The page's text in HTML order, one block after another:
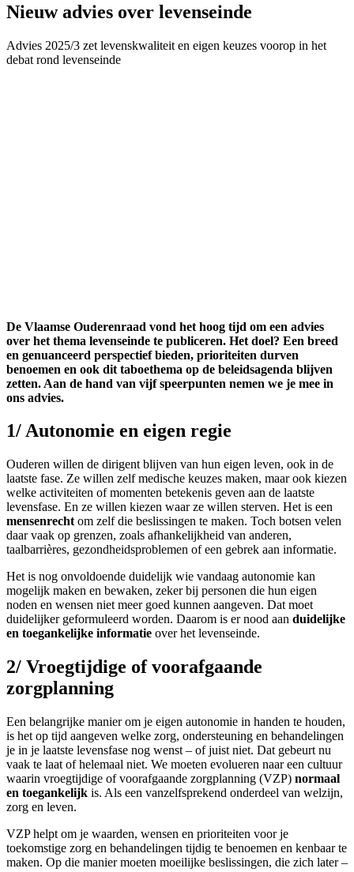
Nieuw advies over levenseinde
Advies 2025/3 zet levenskwaliteit en eigen keuzes voorop in het
debat rond levenseinde
De Vlaamse Ouderenraad vond het hoog tijd om een advies
over het thema levenseinde te publiceren. Het doel? Een breed
en genuanceerd perspectief bieden, prioriteiten durven
benoemen en ook dit taboethema op de beleidsagenda blijven
zetten. Aan de hand van vijf speerpunten nemen we je mee in
ons advies.
1/ Autonomie en eigen regie
Ouderen willen de dirigent blijven van hun eigen leven, ook in de
laatste fase. Ze willen zelf medische keuzes maken, maar ook kiezen
welke activiteiten of momenten betekenis geven aan de laatste
levensfase. En ze willen kiezen waar ze willen sterven. Het is een
mensenrecht om zelf die beslissingen te maken. Toch botsen velen
daar vaak op grenzen, zoals afhankelijkheid van anderen,
taalbarrières, gezondheidsproblemen of een gebrek aan informatie.
Het is nog onvoldoende duidelijk wie vandaag autonomie kan
mogelijk maken en bewaken, zeker bij personen die hun eigen
noden en wensen niet meer goed kunnen aangeven. Dat moet
duidelijker geformuleerd worden. Daarom is er nood aan duidelijke
en toegankelijke informatie over het levenseinde.
2/ Vroegtijdige of voorafgaande
zorgplanning
Een belangrijke manier om je eigen autonomie in handen te houden,
is het op tijd aangeven welke zorg, ondersteuning en behandelingen
je in je laatste levensfase nog wenst – of juist niet. Dat gebeurt nu
vaak te laat of helemaal niet. We moeten evolueren naar een cultuur
waarin vroegtijdige of voorafgaande zorgplanning (VZP) normaal
en toegankelijk is. Als een vanzelfsprekend onderdeel van welzijn,
zorg en leven.
VZP helpt om je waarden, wensen en prioriteiten voor je
toekomstige zorg en behandelingen tijdig te benoemen en kenbaar te
maken. Op die manier moeten moeilijke beslissingen, die zich later –